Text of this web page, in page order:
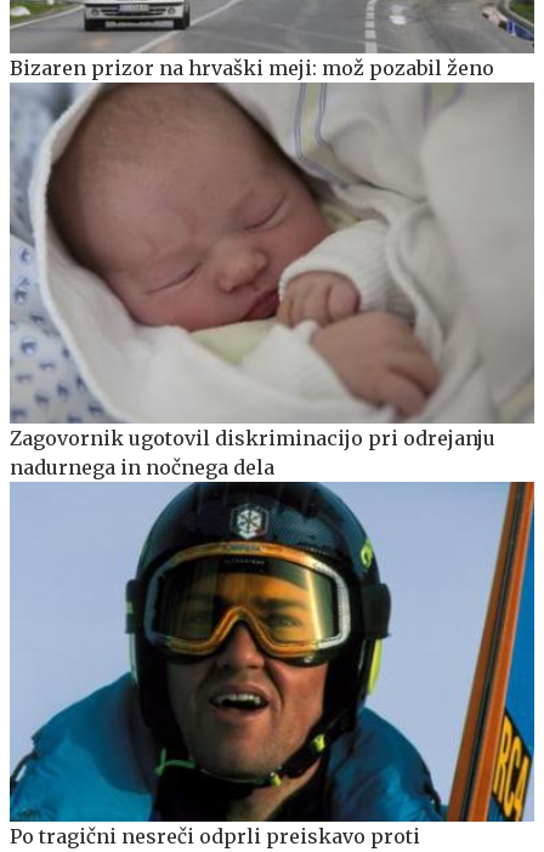
Bizaren prizor na hrvaški meji: mož pozabil ženo
Zagovornik ugotovil diskriminacijo pri odrejanju
nadurnega in nočnega dela
Po tragični nesreči odprli preiskavo proti